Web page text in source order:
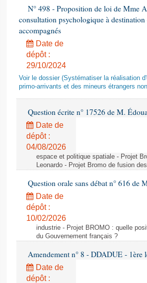
N° 498 - Proposition de loi de Mme
consultation psychologique à
accompagnés
Date de
dépôt :
29/10/2024
Voir le dossier (Systématiser la réalisation
primo-arrivants et des mineurs étrangers
Question écrite n° 17526 de M.
Date de
dépôt :
04/08/2026
espace et politique spatiale - Projet
Leonardo - Projet Bromo de fusion
Question orale sans débat n° 616 de
Date de
dépôt :
10/02/2026
industrie - Projet BROMO : quelle
du Gouvernement français ?
Amendement n° 8 - DDADUE - 1ère
Date de
dépôt :